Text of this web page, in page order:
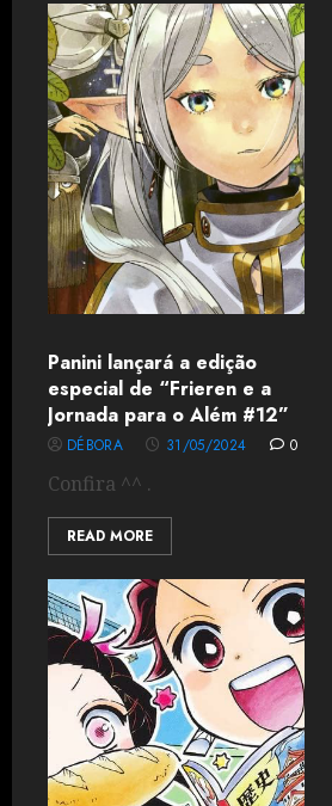
Panini lançará a edição
especial de “Frieren e a
Jornada para o Além #12”
DÉBORA 31/05/2024 0
Confira ^^ .
READ MORE